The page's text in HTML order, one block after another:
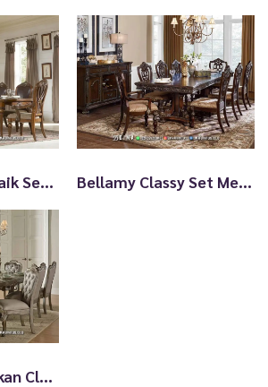
Jual Harga Terbaik Set Meja Makan Jati Ukir Dominic TTJ2874 Bellamy Classy Set Meja Makan Mewah Jati Salak Brown TTJ2873
Aylmer Meja Makan Classic Terbaru Kota Jepara Ukir TTJ2872